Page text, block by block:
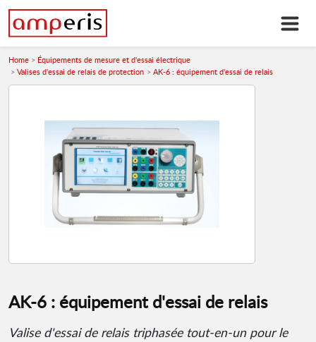
Home
Équipements de mesure et d'essai électrique
Valises d'essai de relais de protection
AK-6 : équipement d'essai de relais
AK-6 : équipement d'essai de relais
Valise d'essai de relais triphasée tout-en-un pour le